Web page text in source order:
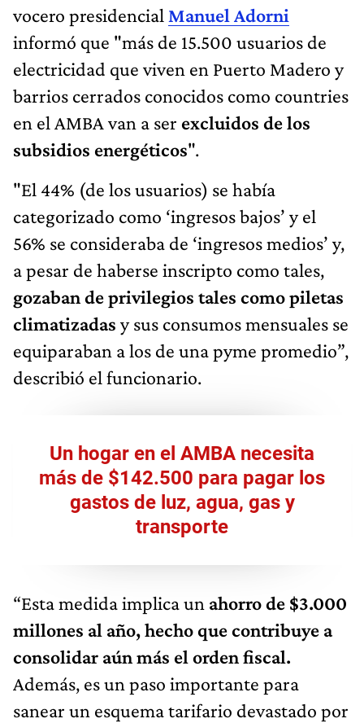
vocero presidencial Manuel Adorni
informó que "más de 15.500 usuarios de
electricidad que viven en Puerto Madero y
barrios cerrados conocidos como countries
en el AMBA van a ser excluidos de los
subsidios energéticos".
"El 44% (de los usuarios) se había
categorizado como ‘ingresos bajos’ y el
56% se consideraba de ‘ingresos medios’ y,
a pesar de haberse inscripto como tales,
gozaban de privilegios tales como piletas
climatizadas y sus consumos mensuales se
equiparaban a los de una pyme promedio”,
describió el funcionario.
Un hogar en el AMBA necesita
más de $142.500 para pagar los
gastos de luz, agua, gas y
transporte
“Esta medida implica un ahorro de $3.000
millones al año, hecho que contribuye a
consolidar aún más el orden fiscal.
Además, es un paso importante para
sanear un esquema tarifario devastado por